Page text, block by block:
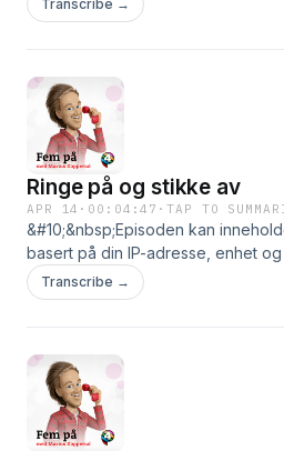
deling av data.
Transcribe →
Ringe på og stikke av
APR 14 · 00:04:47 ·TAP TO
&#10;&nbsp;Episoden kan
basert på din IP-adresse, enhet
smartpod.no/personvern for
deling av data.
Transcribe →